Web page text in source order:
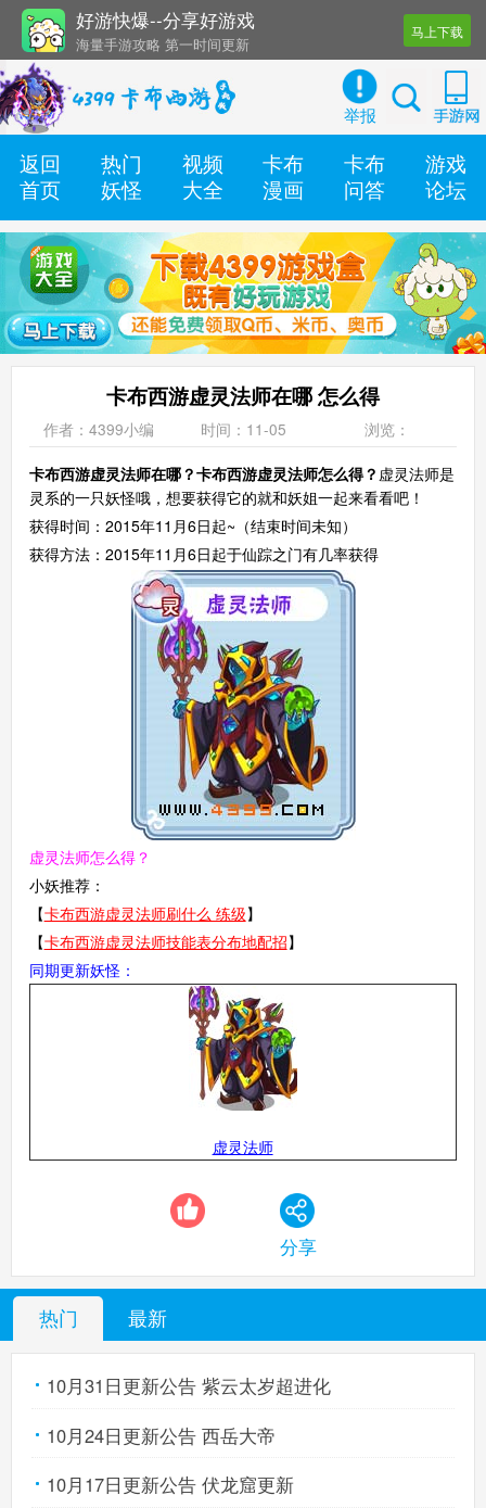
好游快爆--分享好游戏
海量手游攻略 第一时间更新
还有几十款实用辅助工具
马上下载
举报
返回
首页
热门
妖怪
视频
大全
卡布
漫画
卡布
问答
游戏
论坛
卡布西游虚灵法师在哪 怎么得
作者：4399小编 时间：11-05 浏览：
卡布西游虚灵法师在哪？卡布西游虚灵法师怎么得？ 虚灵法师是
灵系的一只妖怪哦，想要获得它的就和妖姐一起来看看吧！
获得时间：2015年11月6日起~（结束时间未知）
获得方法：2015年11月6日起于仙踪之门有几率获得
虚灵法师怎么得？
小妖推荐：
【卡布西游虚灵法师刷什么 练级】
【卡布西游虚灵法师技能表分布地配招】
同期更新妖怪：
虚灵法师
分享
热门 最新
10月31日更新公告 紫云太岁超进化
10月24日更新公告 西岳大帝
10月17日更新公告 伏龙窟更新